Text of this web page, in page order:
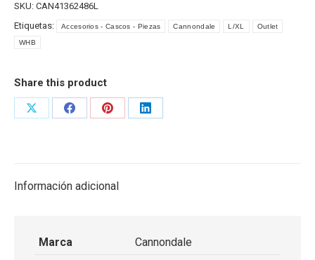
SKU: CAN41362486L
Etiquetas:
Accesorios - Cascos - Piezas Cannondale L/XL Outlet
WHB
Share this product
Share
Share
Share
Share
Información adicional
Marca
Cannondale